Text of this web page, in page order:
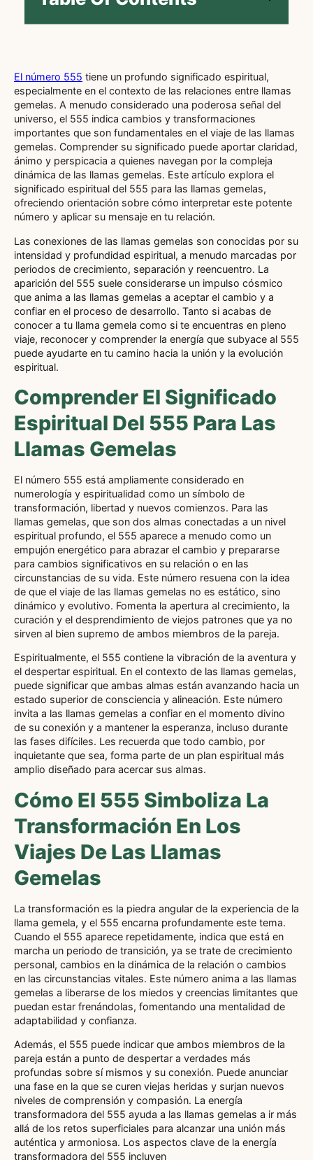
El número 555 tiene un profundo significado espiritual,
especialmente en el contexto de las relaciones entre llamas
gemelas. A menudo considerado una poderosa señal del
universo, el 555 indica cambios y transformaciones
importantes que son fundamentales en el viaje de las llamas
gemelas. Comprender su significado puede aportar claridad,
ánimo y perspicacia a quienes navegan por la compleja
dinámica de las llamas gemelas. Este artículo explora el
significado espiritual del 555 para las llamas gemelas,
ofreciendo orientación sobre cómo interpretar este potente
número y aplicar su mensaje en tu relación.
Las conexiones de las llamas gemelas son conocidas por su
intensidad y profundidad espiritual, a menudo marcadas por
periodos de crecimiento, separación y reencuentro. La
aparición del 555 suele considerarse un impulso cósmico
que anima a las llamas gemelas a aceptar el cambio y a
confiar en el proceso de desarrollo. Tanto si acabas de
conocer a tu llama gemela como si te encuentras en pleno
viaje, reconocer y comprender la energía que subyace al 555
puede ayudarte en tu camino hacia la unión y la evolución
espiritual.
Comprender El Significado
Espiritual Del 555 Para Las
Llamas Gemelas
El número 555 está ampliamente considerado en
numerología y espiritualidad como un símbolo de
transformación, libertad y nuevos comienzos. Para las
llamas gemelas, que son dos almas conectadas a un nivel
espiritual profundo, el 555 aparece a menudo como un
empujón energético para abrazar el cambio y prepararse
para cambios significativos en su relación o en las
circunstancias de su vida. Este número resuena con la idea
de que el viaje de las llamas gemelas no es estático, sino
dinámico y evolutivo. Fomenta la apertura al crecimiento, la
curación y el desprendimiento de viejos patrones que ya no
sirven al bien supremo de ambos miembros de la pareja.
Espiritualmente, el 555 contiene la vibración de la aventura y
el despertar espiritual. En el contexto de las llamas gemelas,
puede significar que ambas almas están avanzando hacia un
estado superior de consciencia y alineación. Este número
invita a las llamas gemelas a confiar en el momento divino
de su conexión y a mantener la esperanza, incluso durante
las fases difíciles. Les recuerda que todo cambio, por
inquietante que sea, forma parte de un plan espiritual más
amplio diseñado para acercar sus almas.
Cómo El 555 Simboliza La
Transformación En Los
Viajes De Las Llamas
Gemelas
La transformación es la piedra angular de la experiencia de la
llama gemela, y el 555 encarna profundamente este tema.
Cuando el 555 aparece repetidamente, indica que está en
marcha un periodo de transición, ya se trate de crecimiento
personal, cambios en la dinámica de la relación o cambios
en las circunstancias vitales. Este número anima a las llamas
gemelas a liberarse de los miedos y creencias limitantes que
puedan estar frenándolas, fomentando una mentalidad de
adaptabilidad y confianza.
Además, el 555 puede indicar que ambos miembros de la
pareja están a punto de despertar a verdades más
profundas sobre sí mismos y su conexión. Puede anunciar
una fase en la que se curen viejas heridas y surjan nuevos
niveles de comprensión y compasión. La energía
transformadora del 555 ayuda a las llamas gemelas a ir más
allá de los retos superficiales para alcanzar una unión más
auténtica y armoniosa. Los aspectos clave de la energía
transformadora del 555 incluyen